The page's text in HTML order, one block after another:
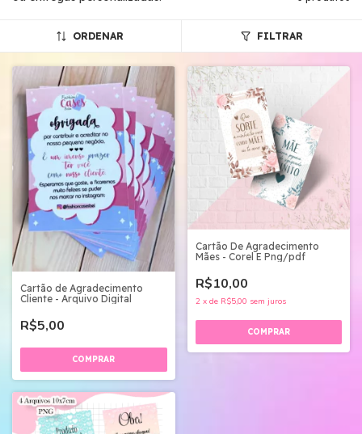
ORDENAR FILTRAR
Cartão de Agradecimento
Cliente - Arquivo Digital
R$5,00
Cartão De Agradecimento
Mães - Corel E Png/pdf
R$10,00
2 x de R$5,00 sem juros